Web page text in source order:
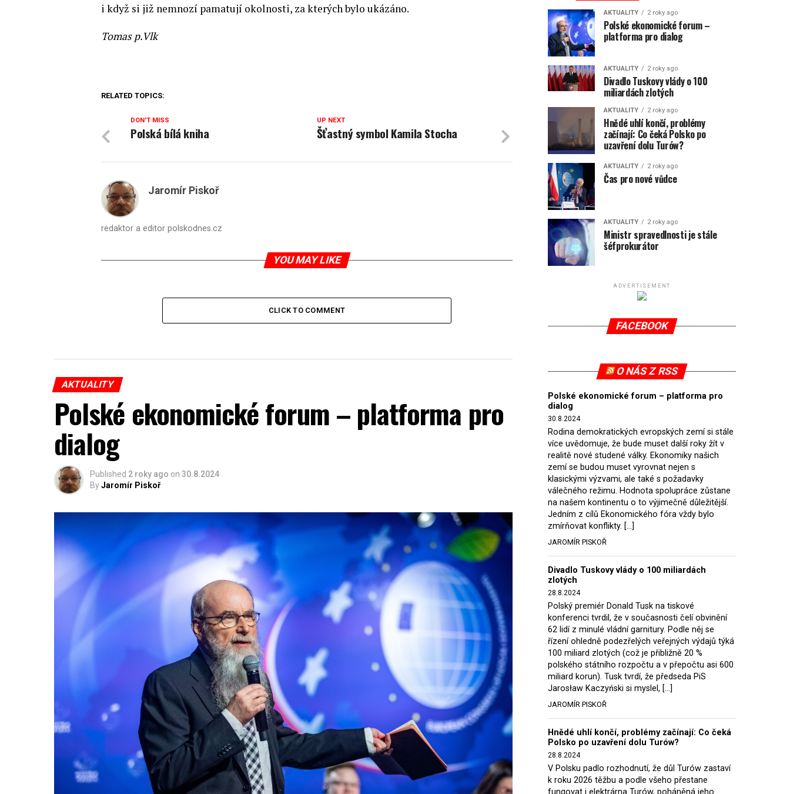
i když si již nemnozí pamatují okolnosti, za kterých bylo ukázáno.
Tomas p.Vlk
RELATED TOPICS:
UP NEXT
Šťastný symbol Kamila Stocha
DON'T MISS
Polská bílá kniha
Jaromír Piskoř
redaktor a editor polskodnes.cz
YOU MAY LIKE
CLICK TO COMMENT
AKTUALITY
Polské ekonomické forum – platforma pro
dialog
Published 2 roky ago on 30.8.2024
ByJaromír Piskoř
AKTUALITY 2 roky ago
Polské ekonomické forum –
platforma pro dialog
AKTUALITY 2 roky ago
Divadlo Tuskovy vlády o 100
miliardách zlotých
AKTUALITY 2 roky ago
Hnědé uhlí končí, problémy
začínají: Co čeká Polsko po
uzavření dolu Turów?
AKTUALITY 2 roky ago
Čas pro nové vůdce
AKTUALITY 2 roky ago
Ministr spravedlnosti je stále
šéfprokurátor
ADVERTISEMENT
FACEBOOK
O NÁS Z RSS
Polské ekonomické forum – platforma pro
dialog
30.8.2024
Rodina demokratických evropských zemí si stále
více uvědomuje, že bude muset další roky žít v
realitě nové studené války. Ekonomiky našich
zemí se budou muset vyrovnat nejen s
klasickými výzvami, ale také s požadavky
válečného režimu. Hodnota spolupráce zůstane
na našem kontinentu o to výjimečně důležitější.
Jedním z cílů Ekonomického fóra vždy bylo
zmírňovat konflikty. […]
JAROMÍR PISKOŘ
Divadlo Tuskovy vlády o 100 miliardách
zlotých
28.8.2024
Polský premiér Donald Tusk na tiskové
konferenci tvrdil, že v současnosti čelí obvinění
62 lidí z minulé vládní garnitury. Podle něj se
řízení ohledně podezřelých veřejných výdajů týká
100 miliard zlotých (což je přibližně 20 %
polského státního rozpočtu a v přepočtu asi 600
miliard korun). Tusk tvrdí, že předseda PiS
Jarosław Kaczyński si myslel, […]
JAROMÍR PISKOŘ
Hnědé uhlí končí, problémy začínají: Co čeká
Polsko po uzavření dolu Turów?
28.8.2024
V Polsku padlo rozhodnutí, že důl Turów zastaví
k roku 2026 těžbu a podle všeho přestane
fungovat i elektrárna Turów, poháněná jeho